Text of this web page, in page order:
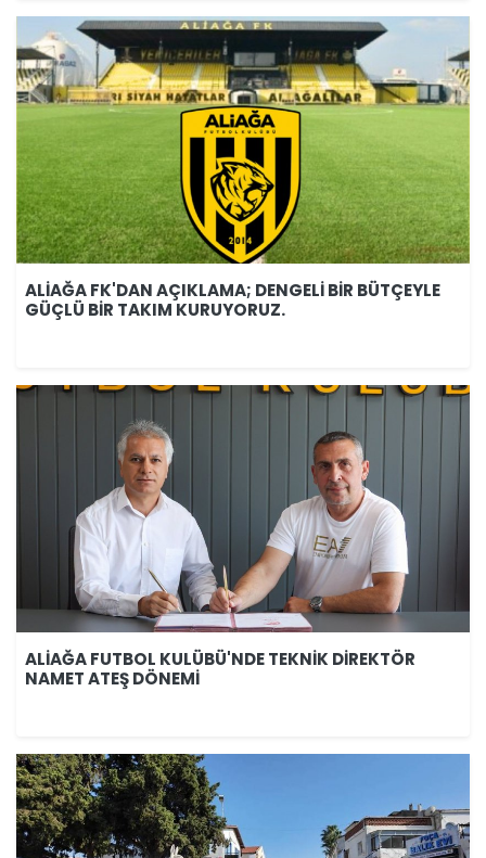
ALİAĞA FK'DAN AÇIKLAMA; DENGELİ BİR BÜTÇEYLE
GÜÇLÜ BİR TAKIM KURUYORUZ.
ALİAĞA FUTBOL KULÜBÜ'NDE TEKNİK DİREKTÖR
NAMET ATEŞ DÖNEMİ